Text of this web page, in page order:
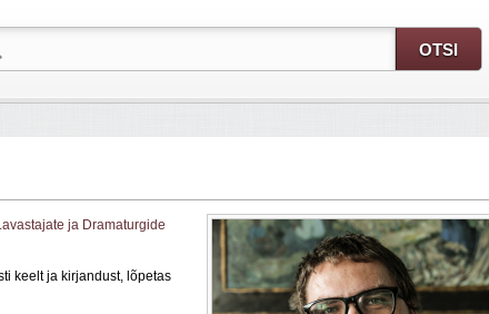
ja Dramaturgide
keelt ja kirjandust, lõpetas